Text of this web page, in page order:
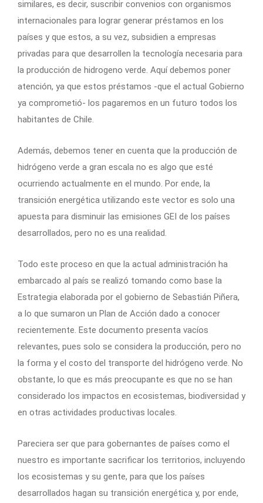
similares, es decir, suscribir convenios con organismos
internacionales para lograr generar préstamos en los
países y que estos, a su vez, subsidien a empresas
privadas para que desarrollen la tecnología necesaria para
la producción de hidrogeno verde. Aquí debemos poner
atención, ya que estos préstamos -que el actual Gobierno
ya comprometió- los pagaremos en un futuro todos los
habitantes de Chile.
Además, debemos tener en cuenta que la producción de
hidrógeno verde a gran escala no es algo que esté
ocurriendo actualmente en el mundo. Por ende, la
transición energética utilizando este vector es solo una
apuesta para disminuir las emisiones GEI de los países
desarrollados, pero no es una realidad.
Todo este proceso en que la actual administración ha
embarcado al país se realizó tomando como base la
Estrategia elaborada por el gobierno de Sebastián Piñera,
a lo que sumaron un Plan de Acción dado a conocer
recientemente. Este documento presenta vacíos
relevantes, pues solo se considera la producción, pero no
la forma y el costo del transporte del hidrógeno verde. No
obstante, lo que es más preocupante es que no se han
considerado los impactos en ecosistemas, biodiversidad y
en otras actividades productivas locales.
Pareciera ser que para gobernantes de países como el
nuestro es importante sacrificar los territorios, incluyendo
los ecosistemas y su gente, para que los países
desarrollados hagan su transición energética y, por ende,